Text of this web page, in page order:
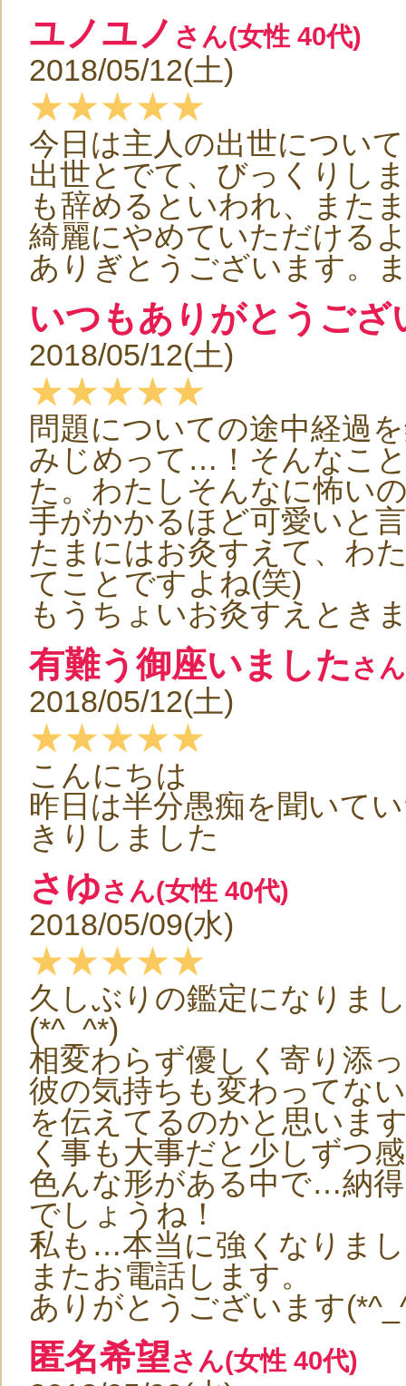
ユノユノ さん(女性 40代)
2018/05/12(土)
★★★★★
今日は主人の出世につい
出世とでて、びっくりし
も辞めるといわれ、また
綺麗にやめていただける
ありぎとうございます。
いつもありがとうござ
2018/05/12(土)
★★★★★
問題についての途中経過
みじめって…！そんなこ
た。わたしそんなに怖い
手がかかるほど可愛いと
たまにはお灸すえて、わ
てことですよね(笑)
もうちょいお灸すえとき
有難う御座いました さ
2018/05/12(土)
★★★★★
こんにちは
昨日は半分愚痴を聞いて
きりしました
さゆさん(女性 40代)
2018/05/09(水)
★★★★★
久しぶりの鑑定になりま
(*^_^*)
相変わらず優しく寄り添
彼の気持ちも変わってな
を伝えてるのかと思いま
く事も大事だと少しずつ
色んな形がある中で…納
でしょうね！
私も…本当に強くなりま
またお電話します。
ありがとうございます
匿名希望さん(女性 40代)